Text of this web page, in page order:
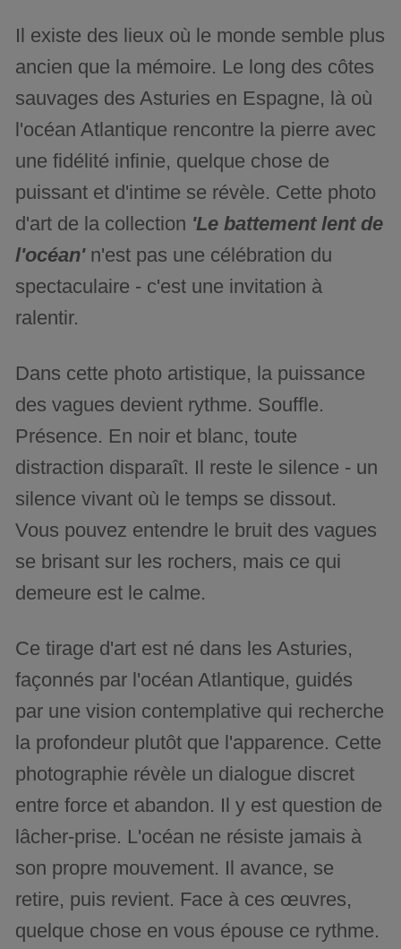
Il existe des lieux où le monde semble plus
ancien que la mémoire. Le long des côtes
sauvages des Asturies en Espagne, là où
l'océan Atlantique rencontre la pierre avec
une fidélité infinie, quelque chose de
puissant et d'intime se révèle. Cette photo
d'art de la collection 'Le battement lent de
l'océan'n'est pas une célébration du
spectaculaire - c'est une invitation à
ralentir.
Dans cette photo artistique, la puissance
des vagues devient rythme. Souffle.
Présence. En noir et blanc, toute
distraction disparaît. Il reste le silence - un
silence vivant où le temps se dissout.
Vous pouvez entendre le bruit des vagues
se brisant sur les rochers, mais ce qui
demeure est le calme.
Ce tirage d'art est né dans les Asturies,
façonnés par l'océan Atlantique, guidés
par une vision contemplative qui recherche
la profondeur plutôt que l'apparence. Cette
photographie révèle un dialogue discret
entre force et abandon. Il y est question de
lâcher-prise. L'océan ne résiste jamais à
son propre mouvement. Il avance, se
retire, puis revient. Face à ces œuvres,
quelque chose en vous épouse ce rythme.